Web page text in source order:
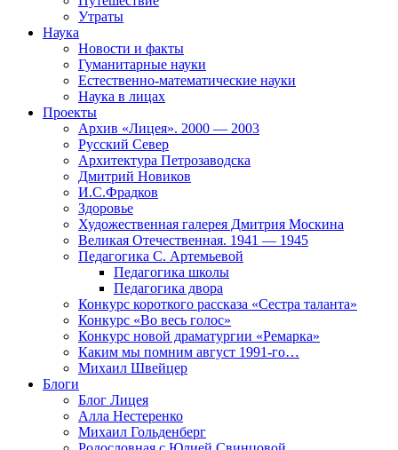
Утраты
Наука
Новости и факты
Гуманитарные науки
Естественно-математические науки
Наука в лицах
Проекты
Архив «Лицея». 2000 — 2003
Русский Север
Архитектура Петрозаводска
Дмитрий Новиков
И.С.Фрадков
Здоровье
Художественная галерея Дмитрия Москина
Великая Отечественная. 1941 — 1945
Педагогика С. Артемьевой
Педагогика школы
Педагогика двора
Конкурс короткого рассказа «Сестра таланта»
Конкурс «Во весь голос»
Конкурс новой драматургии «Ремарка»
Каким мы помним август 1991-го…
Михаил Швейцер
Блоги
Блог Лицея
Алла Нестеренко
Михаил Гольденберг